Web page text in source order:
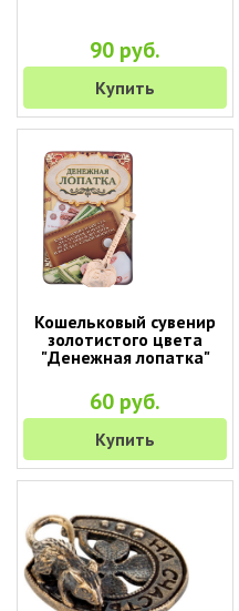
90 руб.
Купить
Кошельковый сувенир
золотистого цвета
"Денежная лопатка"
60 руб.
Купить